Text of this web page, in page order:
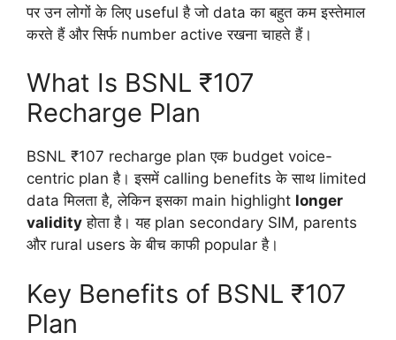
पर उन लोगों के लिए useful है जो data का बहुत कम इस्तेमाल
करते हैं और सिर्फ number active रखना चाहते हैं।
What Is BSNL ₹107
Recharge Plan
BSNL ₹107 recharge plan एक budget voice-
centric plan है। इसमें calling benefits के साथ limited
data मिलता है, लेकिन इसका main highlight longer
validity होता है। यह plan secondary SIM, parents
और rural users के बीच काफी popular है।
Key Benefits of BSNL ₹107
Plan